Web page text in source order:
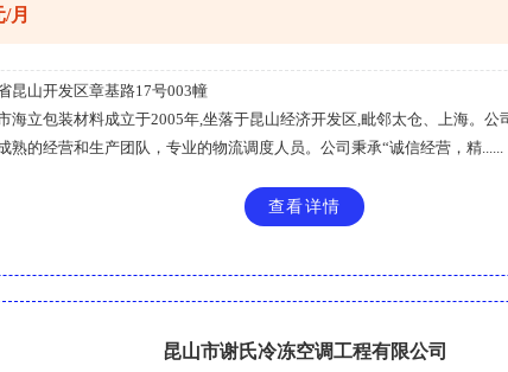
月
昆山开发区章基路17号003幢
海立包装材料成立于2005年,坐落于昆山经济开发区,毗邻太仓、上海。公
熟的经营和生产团队，专业的物流调度人员。公司秉承“诚信经营，精......
查看详情
昆山市谢氏冷冻空调工程有限公司